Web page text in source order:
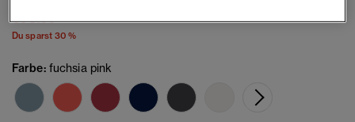
€34.99Preis wurde reduziert von
€49.99bis
Du sparst 30 %
Farbe: fuchsia pink